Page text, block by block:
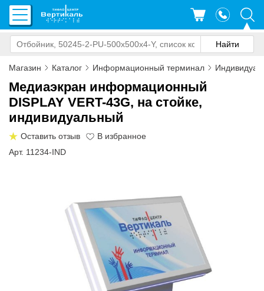
Магазин Каталог Информационный терминал
Медиаэкран информационный
DISPLAY VERT-43G, на стойке,
индивидуальный
Оставить отзыв
Арт. 11234-IND